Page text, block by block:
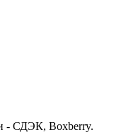
- СДЭК, Boxberry.